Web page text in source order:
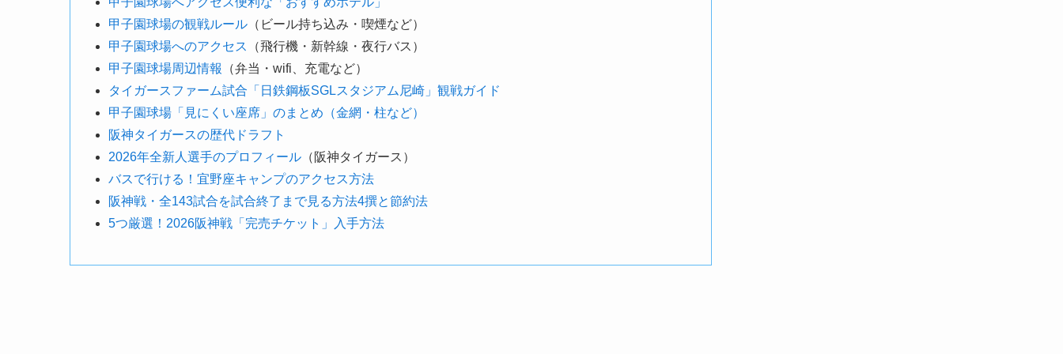
甲子園球場の観戦ルール （ビール持ち込み・喫煙など）
甲子園球場へのアクセス
（飛行機・新幹線・夜行バス）
甲子園球場周辺情報
（弁当・wifi、充電など）
タイガースファーム試合「日鉄鋼板SGLスタジアム尼崎」観戦ガイド
甲子園球場「見にくい座席」のまとめ（金網・柱など）
阪神タイガースの歴代ドラフト
2026年全新人選手のプロフィール （阪神タイガース）
バスで行ける！宜野座キャンプのアクセス方法
阪神戦・全143試合を試合終了まで見る方法4撰と節約法
5つ厳選！2026阪神戦「完売チケット」入手方法